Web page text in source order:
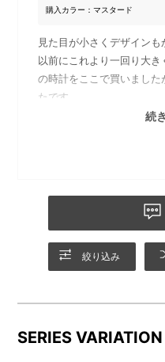
購入カラー：マスタード
見た目が小さくデザインも
以前にこれより一回り大
の時計をここで買いまし
たです。
なので同じような単3電池
でしたので電池の取り替
以前のような単3電池のか
続
絞り込み
SERIES VARIATION